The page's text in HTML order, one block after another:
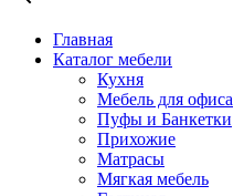
Главная
Каталог мебели
Кухня
Мебель для офиса
Пуфы и Банкетки
Прихожие
Матрасы
Мягкая мебель